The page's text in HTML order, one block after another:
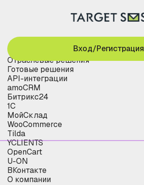
Отраслевые решения
Готовые решения
API-интеграции
amoCRM
Битрикс24
1С
МойСклад
WooCommerce
Tilda
YCLIENTS
OpenCart
U-ON
ВКонтакте
О компании
Вход/Регистрация